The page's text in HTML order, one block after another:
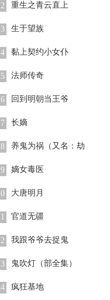
重生之青云直上
生于望族
黏上契约小女仆
法师传奇
回到明朝当王爷
长嫡
养鬼为祸（又名：劫
嫡女毒医
大唐明月
官道无疆
我跟爷爷去捉鬼
鬼吹灯（部全集）
疯狂基地